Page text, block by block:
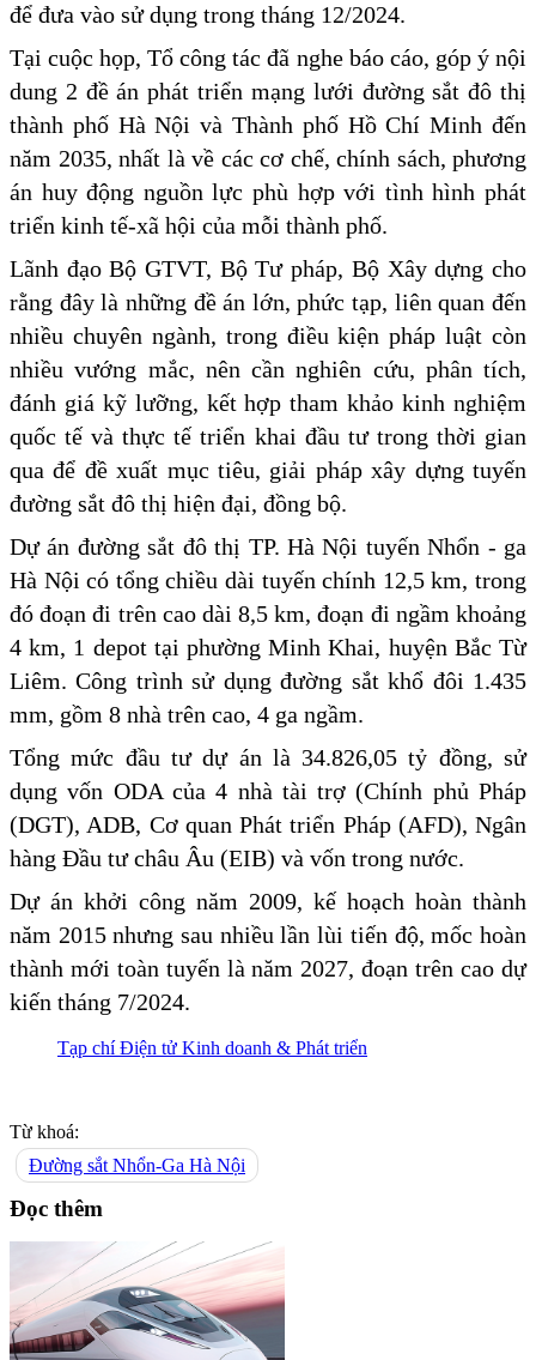
để đưa vào sử dụng trong tháng 12/2024.
Tại cuộc họp, Tổ công tác đã nghe báo cáo, góp ý nội
dung 2 đề án phát triển mạng lưới đường sắt đô thị
thành phố Hà Nội và Thành phố Hồ Chí Minh đến
năm 2035, nhất là về các cơ chế, chính sách, phương
án huy động nguồn lực phù hợp với tình hình phát
triển kinh tế-xã hội của mỗi thành phố.
Lãnh đạo Bộ GTVT, Bộ Tư pháp, Bộ Xây dựng cho
rằng đây là những đề án lớn, phức tạp, liên quan đến
nhiều chuyên ngành, trong điều kiện pháp luật còn
nhiều vướng mắc, nên cần nghiên cứu, phân tích,
đánh giá kỹ lưỡng, kết hợp tham khảo kinh nghiệm
quốc tế và thực tế triển khai đầu tư trong thời gian
qua để đề xuất mục tiêu, giải pháp xây dựng tuyến
đường sắt đô thị hiện đại, đồng bộ.
Dự án đường sắt đô thị TP. Hà Nội tuyến Nhổn - ga
Hà Nội có tổng chiều dài tuyến chính 12,5 km, trong
đó đoạn đi trên cao dài 8,5 km, đoạn đi ngầm khoảng
4 km, 1 depot tại phường Minh Khai, huyện Bắc Từ
Liêm. Công trình sử dụng đường sắt khổ đôi 1.435
mm, gồm 8 nhà trên cao, 4 ga ngầm.
Tổng mức đầu tư dự án là 34.826,05 tỷ đồng, sử
dụng vốn ODA của 4 nhà tài trợ (Chính phủ Pháp
(DGT), ADB, Cơ quan Phát triển Pháp (AFD), Ngân
hàng Đầu tư châu Âu (EIB) và vốn trong nước.
Dự án khởi công năm 2009, kế hoạch hoàn thành
năm 2015 nhưng sau nhiều lần lùi tiến độ, mốc hoàn
thành mới toàn tuyến là năm 2027, đoạn trên cao dự
kiến tháng 7/2024.
Tạp chí Điện tử Kinh doanh & Phát triển
Từ khoá:
Đường sắt Nhổn-Ga Hà Nội
Đọc thêm